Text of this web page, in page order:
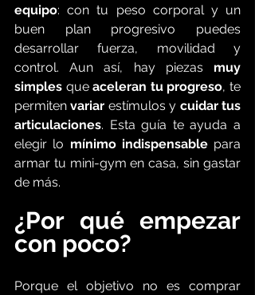
equipo: con tu peso corporal y un
buen plan progresivo puedes
desarrollar fuerza, movilidad y
control. Aun así, hay piezas muy
simples que aceleran tu progreso, te
permiten variar estímulos y cuidar tus
articulaciones. Esta guía te ayuda a
elegir lo mínimo indispensable para
armar tu mini-gym en casa, sin gastar
de más.
¿Por qué empezar
con poco?
Porque el objetivo no es comprar